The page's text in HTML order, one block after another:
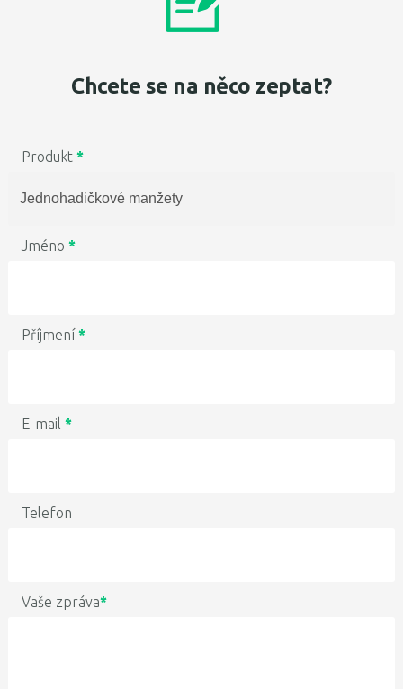
Chcete se na něco zeptat?
Produkt*
Jméno *
Příjmení*
E-mail *
Telefon
Vaše zpráva*